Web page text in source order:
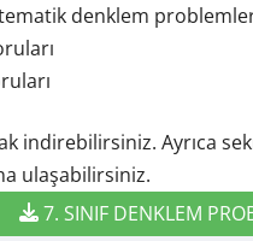
denklem
indirebilirsiniz. Ayrıca
ulaşabilirsiniz.
7. SINIF DENKLEM